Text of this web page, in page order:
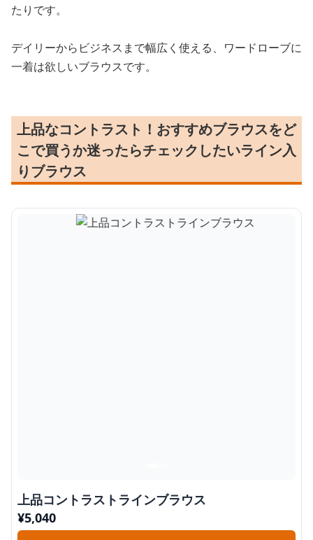
たりです。
デイリーからビジネスまで幅広く使える、ワードローブに
一着は欲しいブラウスです。
上品なコントラスト！おすすめブラウスをど
こで買うか迷ったらチェックしたいライン入
りブラウス
上品コントラストラインブラウス
¥5,040